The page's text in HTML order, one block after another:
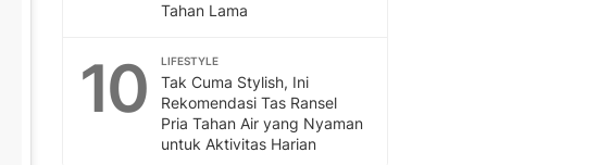
Tahan Lama
10 LIFESTYLE
Tak Cuma Stylish, Ini
Rekomendasi Tas Ransel
Pria Tahan Air yang Nyaman
untuk Aktivitas Harian